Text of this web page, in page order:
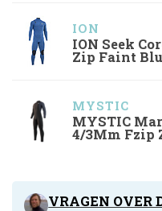
ION
ION Seek
Zip Faint
MYSTIC
MYSTIC
4/3Mm Fzip
VRAGEN OVER